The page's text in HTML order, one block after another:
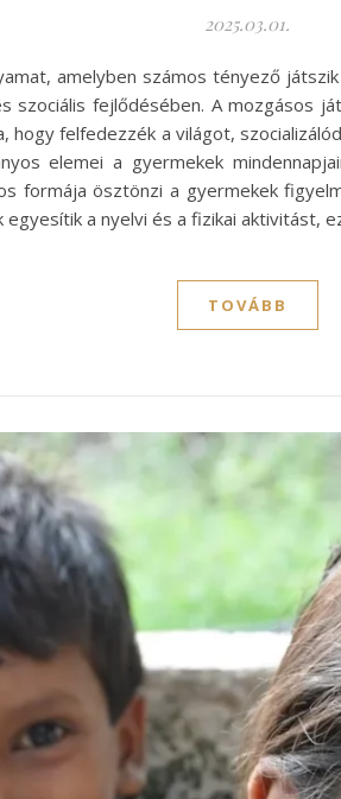
2025.03.01.
amelyben számos tényező
fejlődésében. A mozgásos
felfedezzék a világot,
elemei a gyermekek
formája ösztönzi a gyermekek
a nyelvi és a fizikai aktivitást,
TOVÁBB